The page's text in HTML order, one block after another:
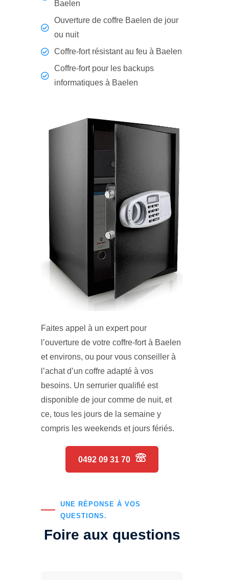
Baelen
Ouverture de coffre Baelen de jour
ou nuit
Coffre-fort résistant au feu à Baelen
Coffre-fort pour les backups
informatiques à Baelen
Faites appel à un expert pour
l’ouverture de votre coffre-fort à Baelen
et environs, ou pour vous conseiller à
l’achat d’un coffre adapté à vos
besoins. Un serrurier qualifié est
disponible de jour comme de nuit, et
ce, tous les jours de la semaine y
compris les weekends et jours fériés.
0492 09 31 70
UNE RÉPONSE À VOS
QUESTIONS.
Foire aux questions